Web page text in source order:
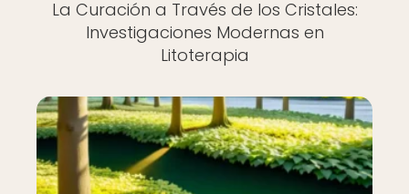
La Curación a Través de los Cristales:
Investigaciones Modernas en
Litoterapia